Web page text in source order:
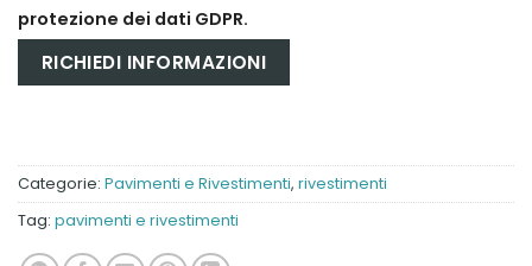
protezione dei dati GDPR.
Categorie: Pavimenti e Rivestimenti, rivestimenti
Tag: pavimenti e rivestimenti